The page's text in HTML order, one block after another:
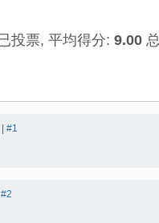
投票, 平均得分: 9.00
#1
#2